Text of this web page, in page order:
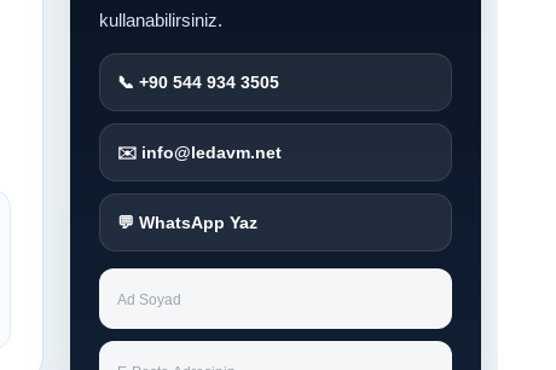
kullanabilirsiniz.
📞 +90 544 934 3505
✉️ info@ledavm.net
💬 WhatsApp Yaz